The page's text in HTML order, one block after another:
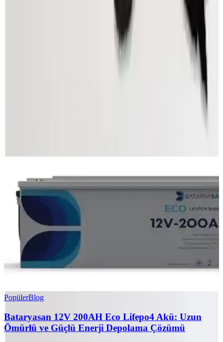
PopülerBlog
Bataryasan 12V 200AH Eco Lifepo4 Akü: Uzun
Ömürlü ve Güçlü Enerji Depolama Çözümü